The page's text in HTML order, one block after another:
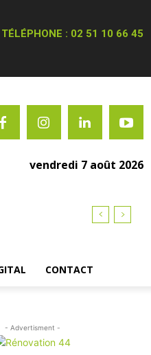
: 02 51 10 66 45
vendredi 7 août 2026
CONTACT
- Advertisment -